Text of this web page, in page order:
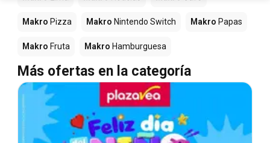
Makro Pizza Makro Nintendo Switch Makro Papas
Makro Fruta Makro Hamburguesa
Más ofertas en la categoría